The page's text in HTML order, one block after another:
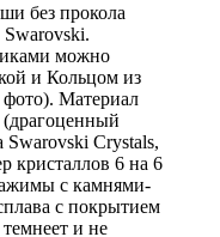
без прокола
можно
и Кольцом из
фoто). Материал
Crystals,
кристаллов 6 на 6
с камнями-
с покрытием
и не